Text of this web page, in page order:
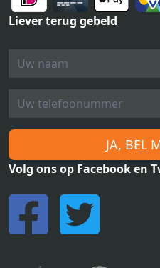
Liever terug gebeld
JA, BEL
Volg ons op Facebook en